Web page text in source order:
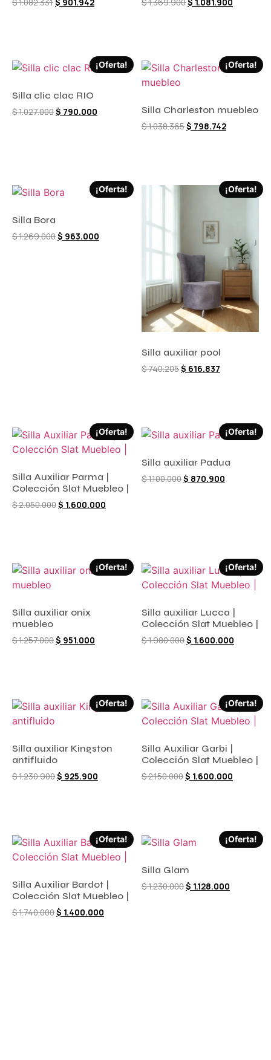
¡Oferta!
Silla clic clac RIO
$1.027.000$ 790.000
¡Oferta!
Silla Charleston muebleo
$1.038.365$ 798.742
¡Oferta!
Silla Bora
$1.269.000$ 963.000
¡Oferta!
Silla auxiliar pool
$740.205$ 616.837
¡Oferta!
Silla Auxiliar Parma |
Colección Slat Muebleo |
$2.050.000$ 1.600.000
¡Oferta!
Silla auxiliar Padua
$1.100.000$ 870.900
¡Oferta!
Silla auxiliar onix
muebleo
$1.257.000$ 951.000
¡Oferta!
Silla auxiliar Lucca |
Colección Slat Muebleo |
$1.980.000$ 1.600.000
¡Oferta!
Silla auxiliar Kingston
antifluido
$1.230.900$ 925.900
¡Oferta!
Silla Auxiliar Garbi |
Colección Slat Muebleo |
$2.150.000$ 1.600.000
¡Oferta!
Silla Auxiliar Bardot |
Colección Slat Muebleo |
$1.740.000$ 1.400.000
¡Oferta!
Silla Glam
$1.230.000$ 1.128.000